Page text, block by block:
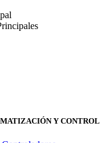
Y CONTROL